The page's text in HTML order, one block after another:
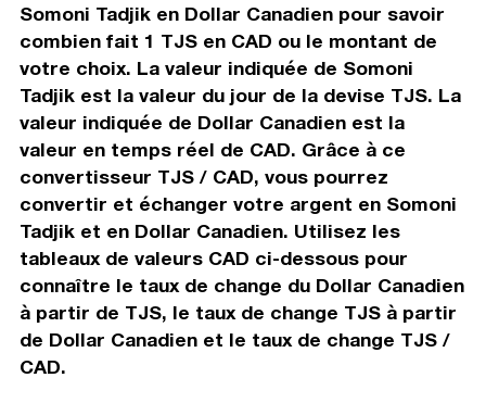
Somoni Tadjik en Dollar Canadien pour savoir
combien fait 1 TJS en CAD ou le montant de
votre choix. La valeur indiquée de Somoni
Tadjik est la valeur du jour de la devise TJS. La
valeur indiquée de Dollar Canadien est la
valeur en temps réel de CAD. Grâce à ce
convertisseur TJS / CAD, vous pourrez
convertir et échanger votre argent en Somoni
Tadjik et en Dollar Canadien. Utilisez les
tableaux de valeurs CAD ci-dessous pour
connaître le taux de change du Dollar Canadien
à partir de TJS, le taux de change TJS à partir
de Dollar Canadien et le taux de change TJS /
CAD.